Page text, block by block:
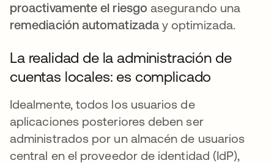
proactivamente el riesgo asegurando una
remediación automatizaday optimizada.
La realidad de la administración de
cuentas locales: es complicado
Idealmente, todos los usuarios de
aplicaciones posteriores deben ser
administrados por un almacén de usuarios
central en el proveedor de identidad (IdP),